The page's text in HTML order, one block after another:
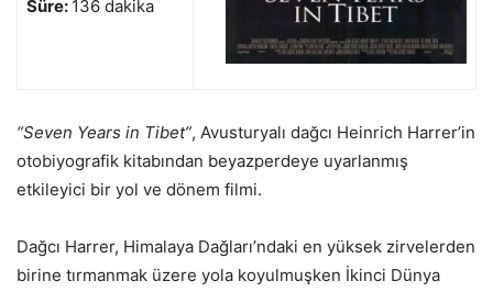
Süre: 136 dakika
“Seven Years in Tibet”, Avusturyalı dağcı Heinrich Harrer’in
otobiyografik kitabından beyazperdeye uyarlanmış
etkileyici bir yol ve dönem filmi.
Dağcı Harrer, Himalaya Dağları’ndaki en yüksek zirvelerden
birine tırmanmak üzere yola koyulmuşken İkinci Dünya